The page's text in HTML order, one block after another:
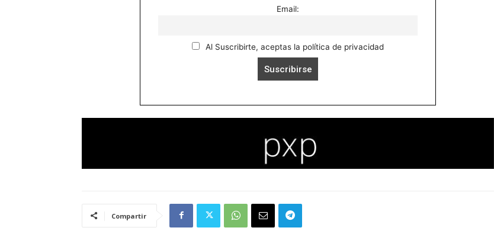
Email:
Al Suscribirte, aceptas la política de privacidad
Compartir